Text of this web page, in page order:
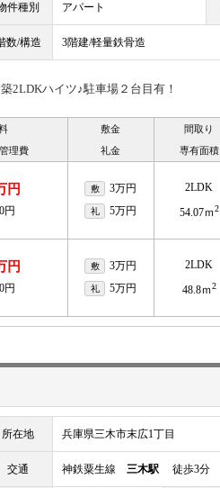
件種別 アパート
数/構造 3階建/軽量鉄骨造
2LDKハイツ♪駐車場２台目有！
理費
敷金
礼金
間取り
専有面積
円
円
敷 3万円
礼 5万円
2LDK
54.07ｍ2
円
円
敷 3万円
礼 5万円
2LDK
48.8ｍ2
所在地 兵庫県三木市末広1丁目
交通 神鉄粟生線 三木駅徒歩3分